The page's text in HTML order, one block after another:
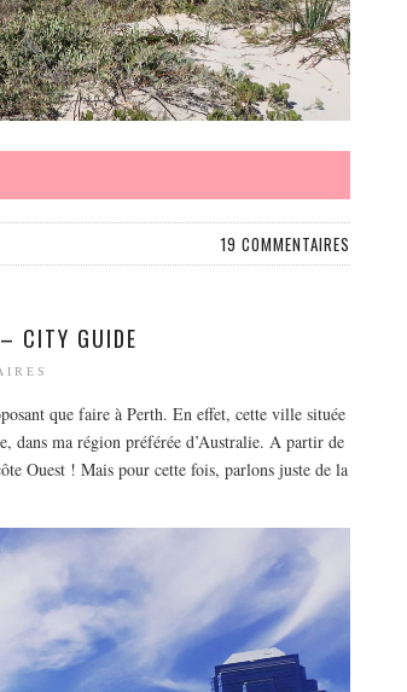
19 COMMENTAIRES
CITY GUIDE
que faire à Perth. En effet, cette ville située
dans ma région préférée d’Australie. A partir de
Ouest ! Mais pour cette fois, parlons juste de la